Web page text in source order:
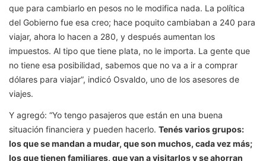
que para cambiarlo en pesos no le modifica nada. La política
del Gobierno fue esa creo; hace poquito cambiaban a 240 para
viajar, ahora lo hacen a 280, y después aumentan los
impuestos. Al tipo que tiene plata, no le importa. La gente que
no tiene esa posibilidad, sabemos que no va a ir a comprar
dólares para viajar”, indicó Osvaldo, uno de los asesores de
viajes.
Y agregó: “Yo tengo pasajeros que están en una buena
situación financiera y pueden hacerlo. Tenés varios grupos:
los que se mandan a mudar, que son muchos, cada vez más;
los que tienen familiares, que van a visitarlos y se ahorran